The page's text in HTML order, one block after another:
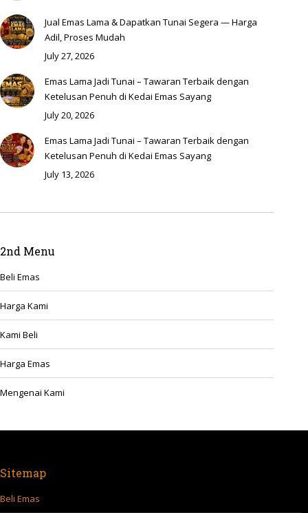
Jual Emas Lama & Dapatkan Tunai Segera — Harga
Adil, Proses Mudah
July 27, 2026
Emas Lama Jadi Tunai – Tawaran Terbaik dengan
Ketelusan Penuh di Kedai Emas Sayang
July 20, 2026
Emas Lama Jadi Tunai – Tawaran Terbaik dengan
Ketelusan Penuh di Kedai Emas Sayang
July 13, 2026
2nd Menu
Beli Emas
Harga Kami
Kami Beli
Harga Emas
Mengenai Kami
Sitemap
Beli Emas